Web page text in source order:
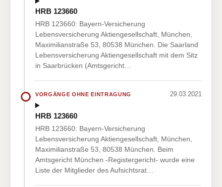
HRB 123660
HRB 123660: Bayern-Versicherung
Lebensversicherung Aktiengesellschaft, München,
Maximilianstraße 53, 80538 München. Die Saarland
Lebensversicherung Aktiengesellschaft mit dem Sitz
in Saarbrücken (Amtsgericht…
VORGÄNGE OHNE EINTRAGUNG 29.03.2021
HRB 123660
HRB 123660: Bayern-Versicherung
Lebensversicherung Aktiengesellschaft, München,
Maximilianstraße 53, 80538 München. Beim
Amtsgericht München -Registergericht- wurde eine
Liste der Mitglieder des Aufsichtsrat…